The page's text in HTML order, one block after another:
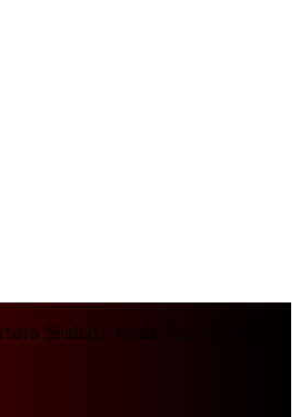
(Sulut), Kode Pos: 95765.